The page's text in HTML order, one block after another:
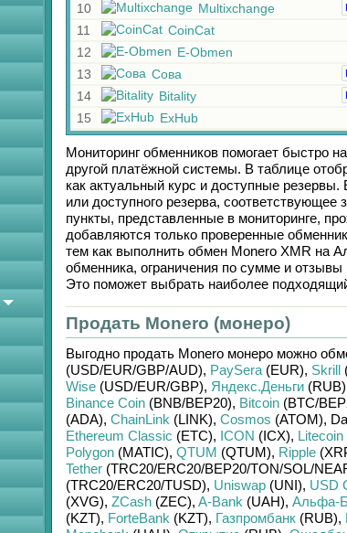
10 Multixchange
11 CoinCat
12 E-Obmen
13 Сова
14 Bitality
15 ExHub
Мониторинг обменников помогает быстро
другой платёжной системы. В таблице
как актуальный курс и доступные
или доступного резерва,
пункты, представленные в мониторинге,
добавляются только проверенные
тем как выполнить обмен Monero XMR на
обменника, ограничения по сумме и
Это поможет выбрать наиболее
Продать Monero (монеро)
Выгодно продать Monero монероможно
(USD/EUR/GBP/AUD), PaySera(EUR), Skrill
Wise(USD/EUR/GBP), Яндекс.Деньги(RUB)
Binance Coin(BNB/BEP20), Bitcoin(BTC/
(ADA), ChainLink (LINK), Cosmos (ATOM),
Ethereum Classic (ETC), ICON (ICX), Litecoin
Polygon(MATIC), QTUM (QTUM), Ripple
Tether(TRC20/ERC20/BEP20/TON/SOL/
(TRC20/ERC20/TUSD), Uniswap(UNI), USD
(XVG), ZCash(ZEC), A-Bank (UAH), Альфа-
(KZT), ForteBank (KZT), Газпромбанк(RUB),